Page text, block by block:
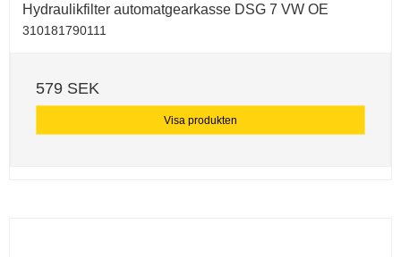
Hydraulikfilter automatgearkasse DSG 7 VW OE
310181790111
579 SEK
Visa produkten